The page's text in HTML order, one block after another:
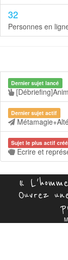
32
Personnes en
Dernier sujet lancé
Dernier sujet actif
Sujet le plus actif
Ecrire et
«
Ouvrez